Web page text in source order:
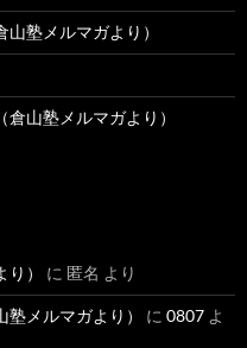
塾メルマガより）
山塾メルマガより）
） に 匿名 より
メルマガより） に 0807 よ